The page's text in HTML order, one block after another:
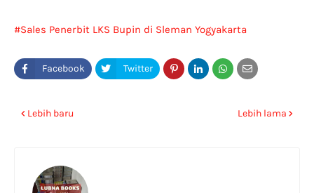
Sales Penerbit LKS Bupin di Sleman Yogyakarta
Lebih baru Lebih lama